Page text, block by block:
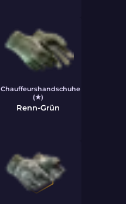
Chauffeurshandschuhe
(★)
Renn-Grün